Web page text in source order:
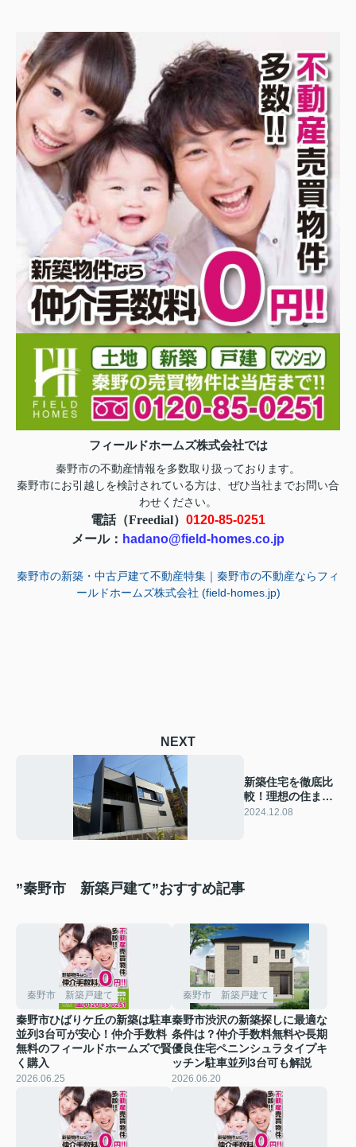
フィールドホームズ株式会社では
秦野市の不動産情報を多数取り扱っております。
秦野市にお引越しを検討されている方は、ぜひ当社までお問い合
わせ ください。
電話（Freedial） 0120-85-0251
メール： hadano@field-homes.co.jp
秦野市の新築・中古戸建て不動産特集｜秦野市の不動産ならフィ
ールドホームズ株式会社 (field-homes.jp)
NEXT
新築住宅を徹底比
較！理想の住まい
選びの秘訣とは？
2024.12.08
”秦野市 新築戸建て”おすすめ記事
秦野市 新築戸建て
秦野市ひばりケ丘の新築は駐車
並列3台可が安心！仲介手数料
無料のフィールドホームズで賢
く購入
2026.06.25
秦野市 新築戸建て
秦野市渋沢の新築探しに最適な
条件は？仲介手数料無料や長期
優良住宅ペニンシュラタイプキ
ッチン駐車並列3台可も解説
2026.06.20